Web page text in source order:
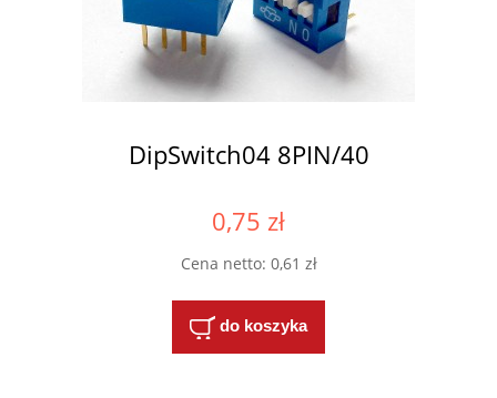
DipSwitch04 8PIN/40
0,75 zł
Cena netto: 0,61 zł
do koszyka